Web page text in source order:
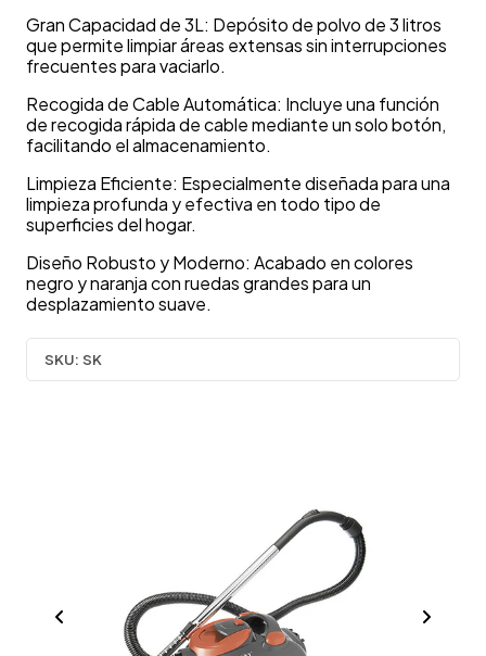
Gran Capacidad de 3L: Depósito de polvo de 3 litros
que permite limpiar áreas extensas sin interrupciones
frecuentes para vaciarlo.
Recogida de Cable Automática: Incluye una función
de recogida rápida de cable mediante un solo botón,
facilitando el almacenamiento.
Limpieza Eficiente: Especialmente diseñada para una
limpieza profunda y efectiva en todo tipo de
superficies del hogar.
Diseño Robusto y Moderno: Acabado en colores
negro y naranja con ruedas grandes para un
desplazamiento suave.
SKU: SK